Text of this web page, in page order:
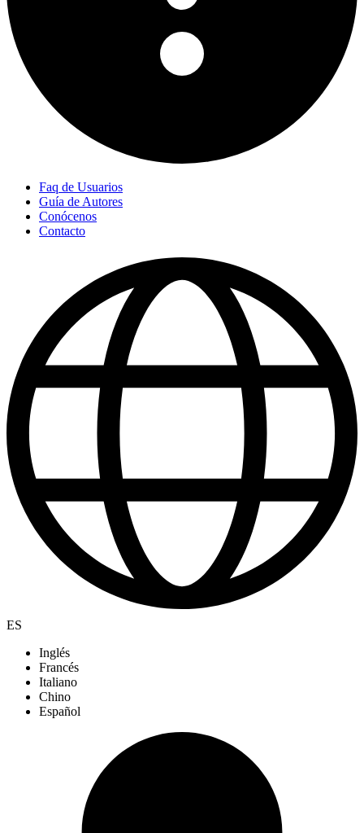
Faq de Usuarios
Guía de Autores
Conócenos
Contacto
ES
Inglés
Francés
Italiano
Chino
Español